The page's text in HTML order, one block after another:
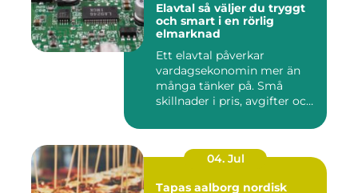
Elavtal så väljer du tryggt
och smart i en rörlig
elmarknad
Ett elavtal påverkar
vardagsekonomin mer än
många tänker på. Små
skillnader i pris, avgifter och
04. Jul
Tapas aalborg nordisk